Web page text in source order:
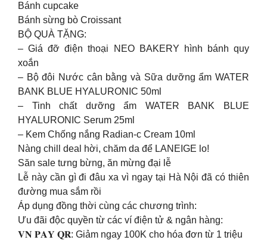
Bánh cupcake
Bánh sừng bò Croissant
BỘ QUÀ TẶNG:
– Giá đỡ điện thoại NEO BAKERY hình bánh quy
xoắn
– Bộ đôi Nước cân bằng và Sữa dưỡng ẩm WATER
BANK BLUE HYALURONIC 50ml
– Tinh chất dưỡng ẩm WATER BANK BLUE
HYALURONIC Serum 25ml
– Kem Chống nắng Radian-c Cream 10ml
Nàng chill deal hời, chăm da để LANEIGE lo!
Săn sale tưng bừng, ăn mừng đại lễ
Lễ này cần gì đi đâu xa vì ngay tại Hà Nội đã có thiên
đường mua sắm rồi
Áp dụng đồng thời cùng các chương trình:
Ưu đãi độc quyền từ các ví điện tử & ngân hàng:
𝐕𝐍 𝐏𝐀𝐘 𝐐𝐑: Giảm ngay 100K cho hóa đơn từ 1 triệu